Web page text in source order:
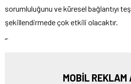
sorumluluğunu ve küresel bağlantıyı
şekillendirmede çok etkili olacaktır.
“`
MOBİL REKLAM